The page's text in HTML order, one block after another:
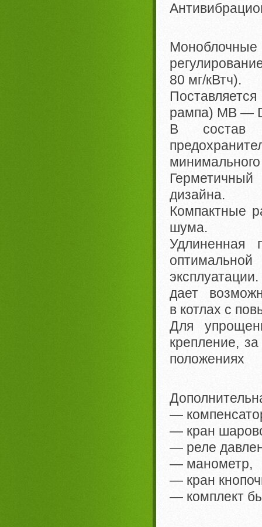
80 мг/кВтч).
рампа) MB —
В состав
дизайна.
Компактные
шума.
Удлиненная
дает
в котлах с
Для
крепление,
положениях
—
— кран
— реле
— манометр,
— кран
— комплект